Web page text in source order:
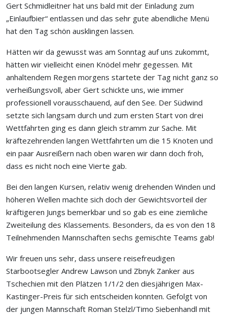
Gert Schmidleitner hat uns bald mit der Einladung zum
„Einlaufbier“ entlassen und das sehr gute abendliche Menü
hat den Tag schön ausklingen lassen.
Hätten wir da gewusst was am Sonntag auf uns zukommt,
hätten wir vielleicht einen Knödel mehr gegessen. Mit
anhaltendem Regen morgens startete der Tag nicht ganz so
verheißungsvoll, aber Gert schickte uns, wie immer
professionell vorausschauend, auf den See. Der Südwind
setzte sich langsam durch und zum ersten Start von drei
Wettfahrten ging es dann gleich stramm zur Sache. Mit
kräftezehrenden langen Wettfahrten um die 15 Knoten und
ein paar Ausreißern nach oben waren wir dann doch froh,
dass es nicht noch eine Vierte gab.
Bei den langen Kursen, relativ wenig drehenden Winden und
höheren Wellen machte sich doch der Gewichtsvorteil der
kräftigeren Jungs bemerkbar und so gab es eine ziemliche
Zweiteilung des Klassements. Besonders, da es von den 18
Teilnehmenden Mannschaften sechs gemischte Teams gab!
Wir freuen uns sehr, dass unsere reisefreudigen
Starbootsegler Andrew Lawson und Zbnyk Zanker aus
Tschechien mit den Plätzen 1/1/2 den diesjährigen Max-
Kastinger-Preis für sich entscheiden konnten. Gefolgt von
der jungen Mannschaft Roman Stelzl/Timo Siebenhandl mit